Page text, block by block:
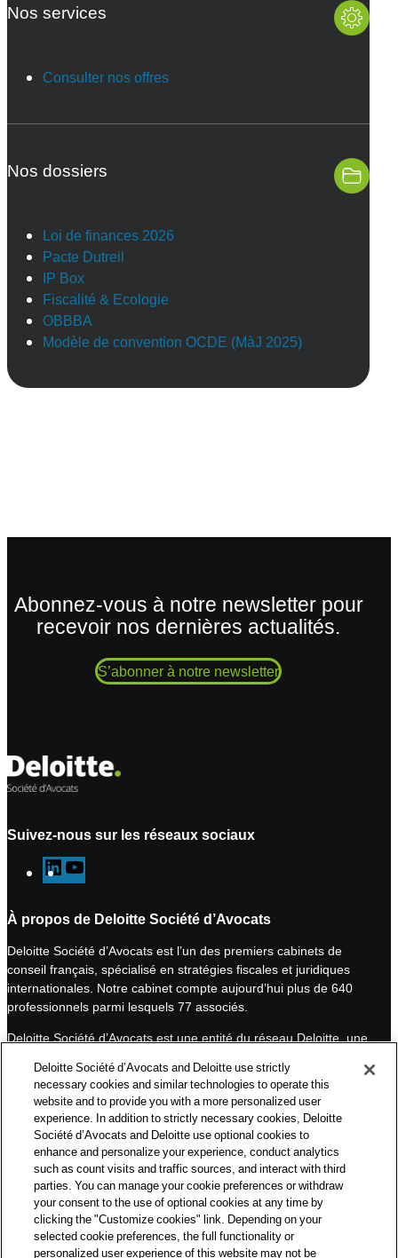
Nos services
Consulter nos offres
Nos dossiers
Loi de finances 2026
Pacte Dutreil
IP Box
Fiscalité & Ecologie
OBBBA
Modèle de convention OCDE (MàJ 2025)
Abonnez-vous à notre newsletter pour
recevoir nos dernières actualités.
S’abonner à notre newsletter
Suivez-nous sur les réseaux sociaux
L
i
k
e
d
I
n
o
T
u
b
e
À propos de Deloitte Société d’Avocats
Deloitte Société d’Avocats est l’un des premiers cabinets de
conseil français, spécialisé en stratégies fiscales et juridiques
internationales. Notre cabinet compte aujourd’hui plus de 640
professionnels parmi lesquels 77 associés.
Deloitte Société d’Avocats est une entité du réseau Deloitte, une
professionnels et à ce titre, travaille avec les 50 000 fiscalistes
et juristes de Deloitte situés dans 150 pays.
Les informations contenues sur ce blog ont pour objectif
d’informer ses lecteurs de manière générale. Elles ne peuvent
en aucun cas se substituer à un conseil délivré par un
professionnel en fonction d’une situation donnée. Un soin
particulier est apporté à la rédaction de nos articles, néanmoins
Deloitte Société d’Avocats décline toute responsabilité relative
aux éventuelles erreurs et omissions qu’ils pourraient contenir.​
Deloitte Société d’Avocats and Deloitte use strictly
necessary cookies and similar technologies to operate this
website and to provide you with a more personalized user
experience. In addition to strictly necessary cookies, Deloitte
Société d’Avocats and Deloitte use optional cookies to
enhance and personalize your experience, conduct analytics
such as count visits and traffic sources, and interact with third
parties. You can manage your cookie preferences or withdraw
your consent to the use of optional cookies at any time by
clicking the "Customize cookies" link. Depending on your
selected cookie preferences, the full functionality or
personalized user experience of this website may not be